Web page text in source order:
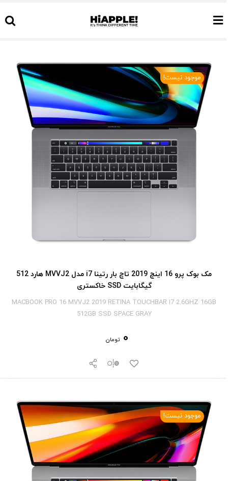
to
موجود نیست!
مک بوک پرو 16 اینچ 2019 تاچ بار رتینا i7 مدل MVVJ2 هارد 512
گیگابایت SSD خاکستری
MACBOOK PRO 16 MVVJ2 2019 RETINA TOUCHBAR I7 2.6GHZ 16GB
512GB SSD SPACE GRAY
0 تومان
موجود نیست!